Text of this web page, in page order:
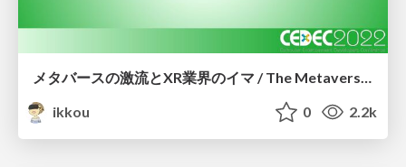
メタバースの激流とXR業界のイマ / The Metaverse Torrent and the XR Industry Today
ikkou
0 2.2k